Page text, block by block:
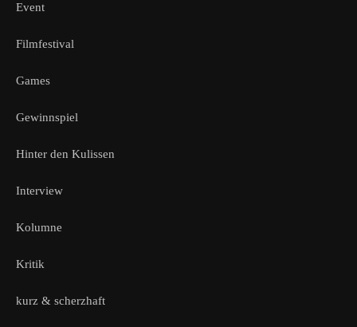
Event
Filmfestival
Games
Gewinnspiel
Hinter den Kulissen
Interview
Kolumne
Kritik
kurz & scherzhaft